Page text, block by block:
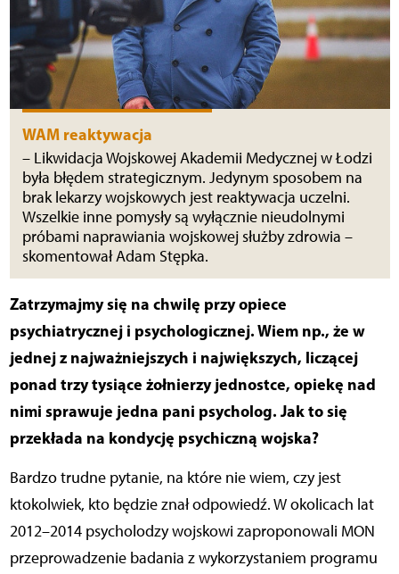
WAM reaktywacja
– Likwidacja Wojskowej Akademii Medycznej w Łodzi
była błędem strategicznym. Jedynym sposobem na
brak lekarzy wojskowych jest reaktywacja uczelni.
Wszelkie inne pomysły są wyłącznie nieudolnymi
próbami naprawiania wojskowej służby zdrowia –
skomentował Adam Stępka.
Zatrzymajmy się na chwilę przy opiece
psychiatrycznej i psychologicznej. Wiem np., że w
jednej z najważniejszych i największych, liczącej
ponad trzy tysiące żołnierzy jednostce, opiekę nad
nimi sprawuje jedna pani psycholog. Jak to się
przekłada na kondycję psychiczną wojska?
Bardzo trudne pytanie, na które nie wiem, czy jest
ktokolwiek, kto będzie znał odpowiedź. W okolicach lat
2012–2014 psycholodzy wojskowi zaproponowali MON
przeprowadzenie badania z wykorzystaniem programu